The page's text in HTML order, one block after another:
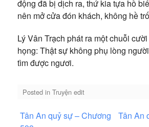
động đã bị dịch ra, thứ kia tựa hồ
nên mở cửa đón khách, không hề
Lý Vân Trạch phát ra một chuỗi
họng: Thật sự không phụ lòng
tìm được ngươi.
Posted in Truyện edit
Điều
Tân An quỷ sự – Chương
Tân An